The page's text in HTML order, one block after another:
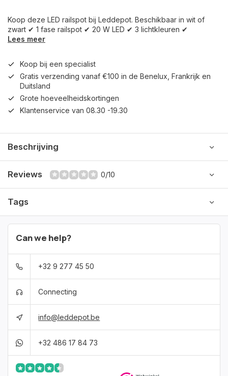
Koop deze LED railspot bij Leddepot. Beschikbaar in wit of
zwart ✔ 1 fase railspot ✔ 20 W LED ✔ 3 lichtkleuren ✔
Lees meer
Koop bij een specialist
Gratis verzending vanaf €100 in de Benelux, Frankrijk en
Duitsland
Grote hoeveelheidskortingen
Klantenservice van 08.30 -19.30
Beschrijving
Reviews 0/10
Tags
Can we help?
+32 9 277 45 50
Connecting
info@leddepot.be
+32 486 17 84 73